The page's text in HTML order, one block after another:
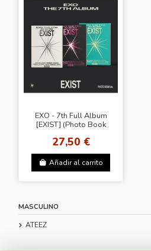
EXO - 7th Full Album
[EXIST] (Photo Book
27,50 €
Añadir al carrito
MASCULINO
ATEEZ